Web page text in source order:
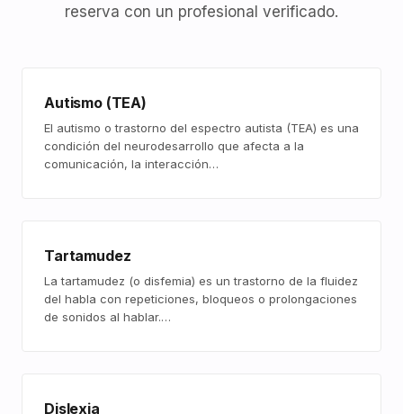
reserva con un profesional verificado.
Autismo (TEA)
El autismo o trastorno del espectro autista (TEA) es una
condición del neurodesarrollo que afecta a la
comunicación, la interacción…
Tartamudez
La tartamudez (o disfemia) es un trastorno de la fluidez
del habla con repeticiones, bloqueos o prolongaciones
de sonidos al hablar.…
Dislexia